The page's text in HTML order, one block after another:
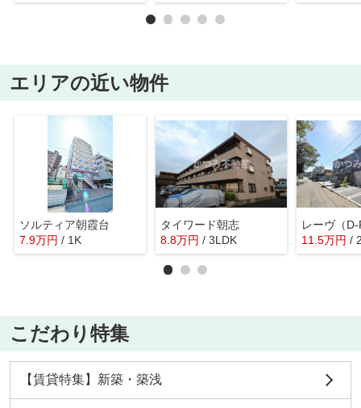
エリアの近い物件
ソルティア朝霞台
7.9万円 / 1K
タイワード朝志
8.8万円 / 3LDK
レーヴ（
11.5万円 /
こだわり特集
【賃貸特集】新築・築浅